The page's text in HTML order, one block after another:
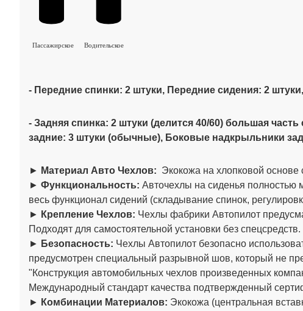
Пассажирское Водительское
- Передние спинки: 2 штуки, Передние сидения: 2
- Задняя спинка: 2 штуки (делится 40/60) большая часть
задние: 3 штуки (обычные), Боковые надкрыльники
► Материал Авто Чехлов: Экокожа на хлопковой
► Функциональность: Авточехлы на сиденья полностью
весь функционал сидений (складывание спинок,
► Крепление Чехлов: Чехлы фабрики Автопилот
Подходят для самостоятельной установки без спецсредств.
► Безопасность: Чехлы Автопилот безопасно
предусмотрен специальный разрывной шов, который не
"Конструкция автомобильных чехлов произведенных
Международный стандарт качества подтвержденный
► Комбинации Материалов: Экокожа (центральная